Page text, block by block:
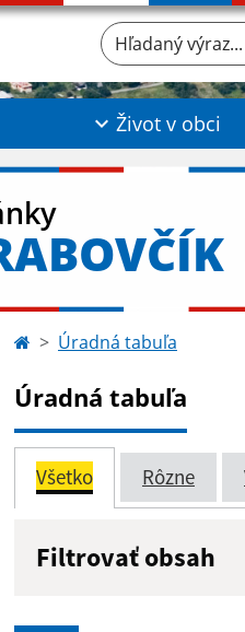
Hľadaný výraz...
Život v obci
Úradná tabuľa
Úradná tabuľa
Všetko Rôzne
Filtrovať obsah